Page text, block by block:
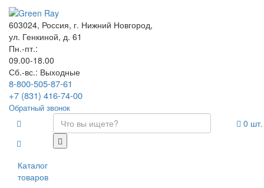
603024, Россия, г. Нижний Новгород,
ул. Генкиной, д. 61
Пн.-пт.:
09.00-18.00
Сб.-вс.: Выходные
8-800-505-87-61
+7 (831) 416-74-00
Обратный звонок
Каталог
товаров
0